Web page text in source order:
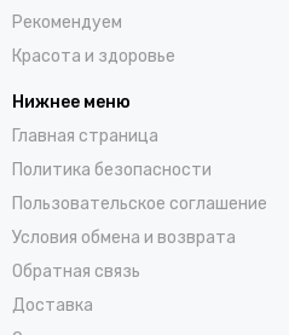
Рекомендуем
Красота и здоровье
Нижнее меню
Главная страница
Политика безопасности
Пользовательское соглашение
Условия обмена и возврата
Обратная связь
Доставка